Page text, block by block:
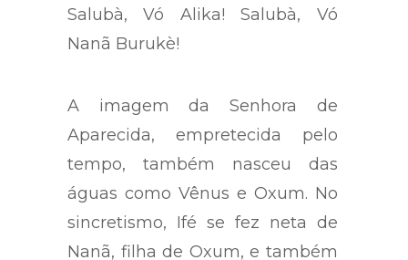
Salubà, Vó Alika! Salubà, Vó
Nanã Burukè!
A imagem da Senhora de
Aparecida, empretecida pelo
tempo, também nasceu das
águas como Vênus e Oxum. No
sincretismo, Ifé se fez neta de
Nanã, filha de Oxum, e também